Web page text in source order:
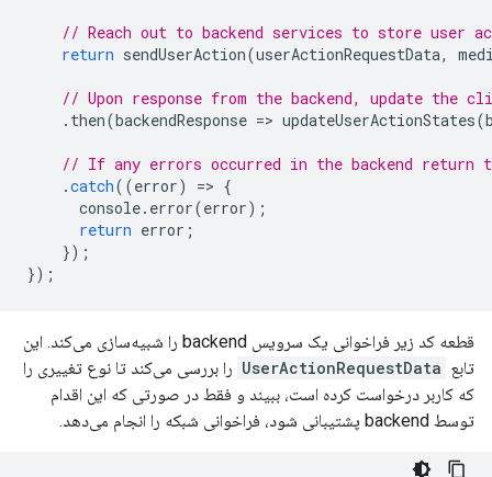
// Reach out to backend services to store user
return sendUserAction(userActionRequestData,
// Upon response from the backend, update the
. then(backendResponse => updateUserActionStates(
// If any errors occurred in the backend return
.catch((error) => {
console. error(error);
return error ;
});
});
قطعه کد زیر فراخوانی یک سرویس backend را شبیه‌سازی می‌کند. این
تابع UserActionRequestData را بررسی می‌کند تا نوع تغییری را
که کاربر درخواست کرده است، ببیند و فقط در صورتی که این اقدام
توسط backend پشتیبانی شود، فراخوانی شبکه را انجام می‌دهد.